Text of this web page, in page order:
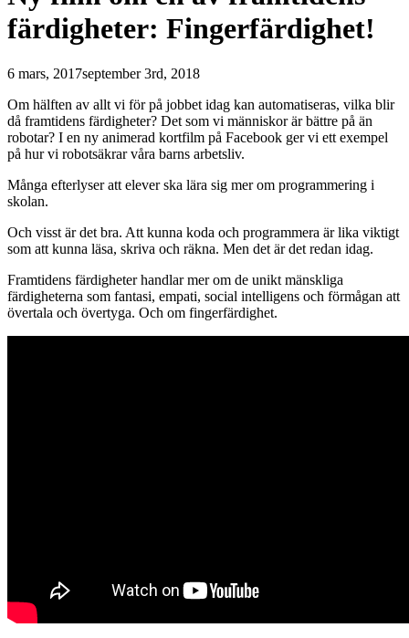
färdigheter: Fingerfärdighet!
6 mars, 2017september 3rd, 2018
Om hälften av allt vi för på jobbet idag kan automatiseras, vilka blir
då framtidens färdigheter? Det som vi människor är bättre på än
robotar? I en ny animerad kortfilm på Facebook ger vi ett exempel
på hur vi robotsäkrar våra barns arbetsliv.
Många efterlyser att elever ska lära sig mer om programmering i
skolan.
Och visst är det bra. Att kunna koda och programmera är lika viktigt
som att kunna läsa, skriva och räkna. Men det är det redan idag.
Framtidens färdigheter handlar mer om de unikt mänskliga
färdigheterna som fantasi, empati, social intelligens och förmågan att
övertala och övertyga. Och om fingerfärdighet.